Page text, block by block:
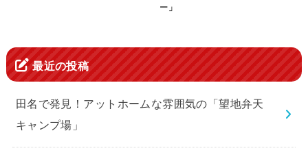
ー」
最近の投稿
田名で発見！アットホームな雰囲気の「望地弁天
キャンプ場」